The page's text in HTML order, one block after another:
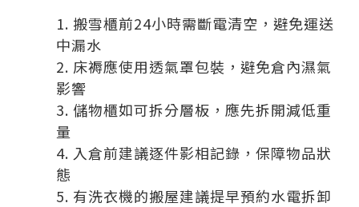
搬雪櫃前24小時需斷電清空，避免運送
中漏水
床褥應使用透氣罩包裝，避免倉內濕氣
影響
儲物櫃如可拆分層板，應先拆開減低重
量
入倉前建議逐件影相記錄，保障物品狀
態
有洗衣機的搬屋建議提早預約水電拆卸